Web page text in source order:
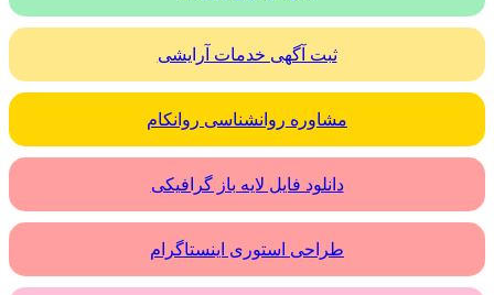
ثبت آگهی خدمات آرایشی
مشاوره روانشناسی روانکام
دانلود فایل لایه باز گرافیکی
طراحی استوری اینستاگرام